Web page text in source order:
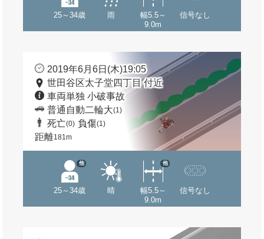
25～34歳 雨
幅5.5～
9.0m
信号なし
2019年6月6日(木)19:05
世田谷区太子堂四丁目 付近
車両単独 小破事故
普通自動二輪大(1)
死亡(0) 負傷(1)
距離181m
25～34歳
他
晴
幅5.5～
9.0m
他
信号なし